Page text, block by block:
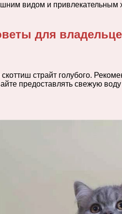
видом и
для
страйт голубого.
предоставлять свежую